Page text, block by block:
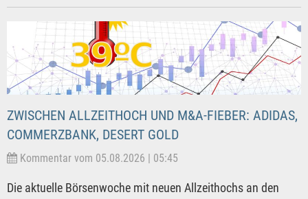
ZWISCHEN ALLZEITHOCH UND M&A-FIEBER: ADIDAS,
COMMERZBANK, DESERT GOLD
Kommentar vom 05.08.2026 | 05:45
Die aktuelle Börsenwoche mit neuen Allzeithochs an den